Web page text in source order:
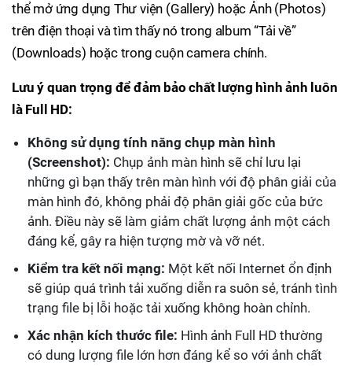
thể mở ứng dụng Thư viện (Gallery) hoặc Ảnh (Photos)
trên điện thoại và tìm thấy nó trong album “Tải về”
(Downloads) hoặc trong cuộn camera chính.
Lưu ý quan trọng để đảm bảo chất lượng hình ảnh luôn
là Full HD:
Không sử dụng tính năng chụp màn hình
(Screenshot): Chụp ảnh màn hình sẽ chỉ lưu lại
những gì bạn thấy trên màn hình với độ phân giải của
màn hình đó, không phải độ phân giải gốc của bức
ảnh. Điều này sẽ làm giảm chất lượng ảnh một cách
đáng kể, gây ra hiện tượng mờ và vỡ nét.
Kiểm tra kết nối mạng: Một kết nối Internet ổn định
sẽ giúp quá trình tải xuống diễn ra suôn sẻ, tránh tình
trạng file bị lỗi hoặc tải xuống không hoàn chỉnh.
Xác nhận kích thước file: Hình ảnh Full HD thường
có dung lượng file lớn hơn đáng kể so với ảnh chất